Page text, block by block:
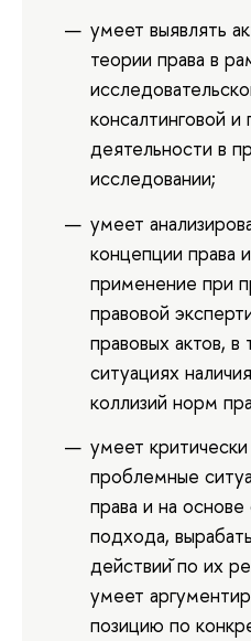
умеет выявлять
теории права в
консалтинговой и
деятельности в
исследовании;
умеет
концепции права
применение при
правовой
правовых актов, в
ситуациях
коллизий норм
умеет
проблемные
права и на
подхода,
действии ̆по их
умеет
позицию по